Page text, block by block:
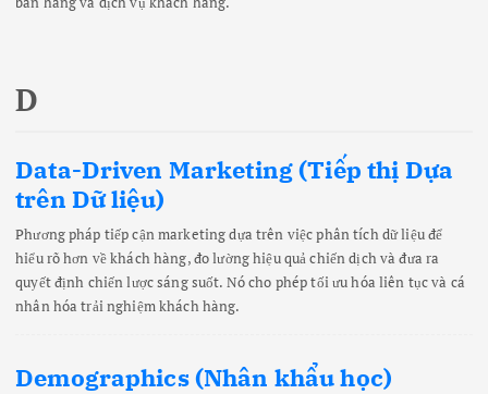
D
Data-Driven Marketing (Tiếp thị Dựa
trên Dữ liệu)
Phương pháp tiếp cận marketing dựa trên việc phân tích dữ liệu để
hiểu rõ hơn về khách hàng, đo lường hiệu quả chiến dịch và đưa ra
quyết định chiến lược sáng suốt. Nó cho phép tối ưu hóa liên tục và cá
nhân hóa trải nghiệm khách hàng.
Demographics (Nhân khẩu học)